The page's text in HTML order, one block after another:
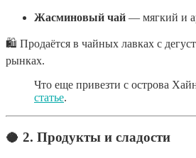
Жасминовый чай — мягкий и
🛍 Продаётся в чайных лавках с
рынках.
Что еще привезти с острова
статье.
🥥 2. Продукты и сладости